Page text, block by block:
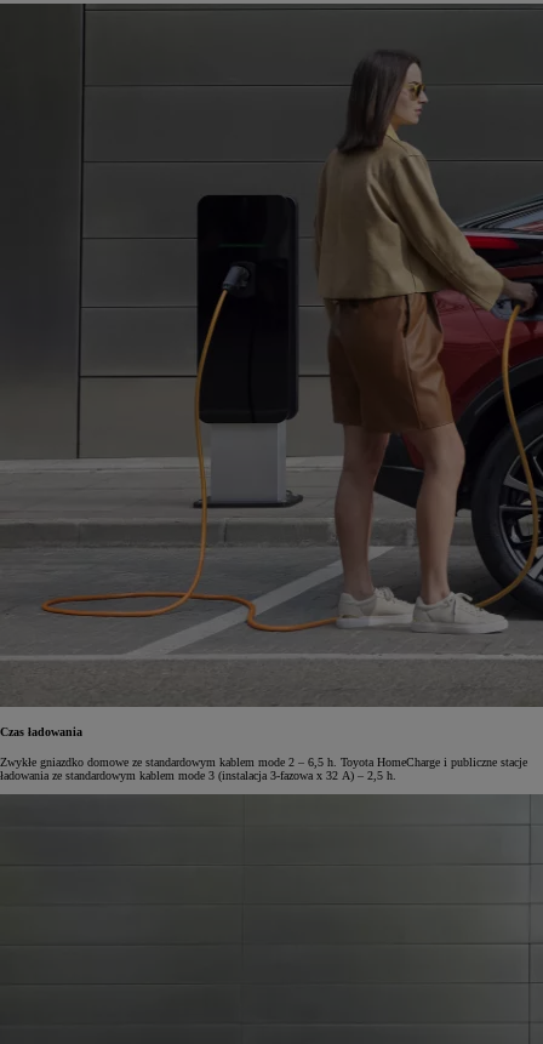
Czas ładowania
Zwykłe gniazdko domowe ze standardowym kablem mode 2 – 6,5 h. Toyota HomeCharge i publiczne stacje
ładowania ze standardowym kablem mode 3 (instalacja 3-fazowa x 32 A) – 2,5 h.